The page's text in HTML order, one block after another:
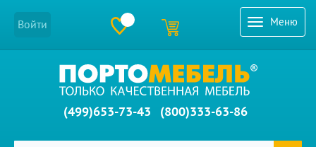
Меню
Войти
(499)653-73-43 (800)333-63-86